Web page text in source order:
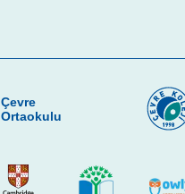
Çevre
Ortaokulu